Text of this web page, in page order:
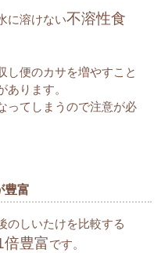
に溶けない不溶性食
し便のカサを増やすこと
ります。
ってしまうので注意が必
豊富
のしいたけを比較する
倍豊富です。